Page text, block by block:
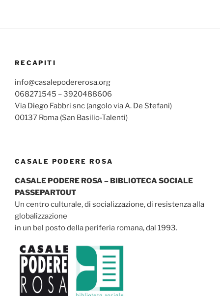
RECAPITI
info@casalepodererosa.org
068271545 – 3920488606
Via Diego Fabbri snc (angolo via A. De Stefani)
00137 Roma (San Basilio-Talenti)
CASALE PODERE ROSA
CASALE PODERE ROSA – BIBLIOTECA SOCIALE
PASSEPARTOUT
Un centro culturale, di socializzazione, di resistenza alla
globalizzazione
in un bel posto della periferia romana, dal 1993.